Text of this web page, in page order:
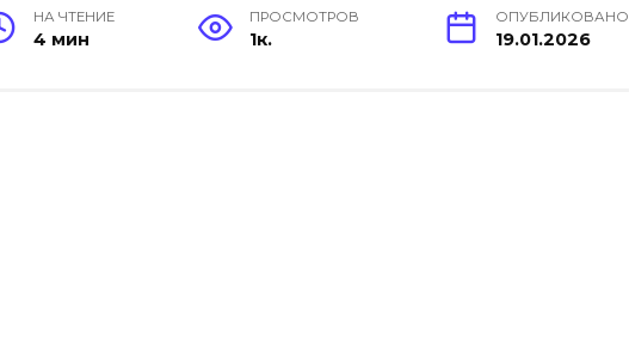
НА ЧТЕНИЕ
4 мин
ПРОСМОТРОВ
1к.
ОПУБЛИКОВАНО
19.01.2026